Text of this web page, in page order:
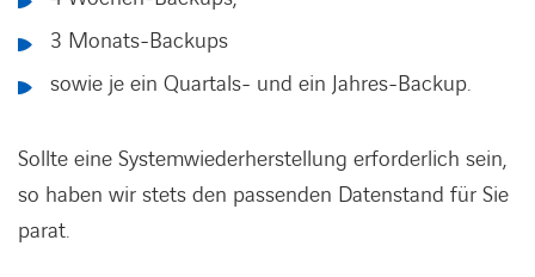
3 Monats-Backups
sowie je ein Quartals- und ein Jahres-Backup.
Sollte eine Systemwiederherstellung erforderlich sein,
so haben wir stets den passenden Datenstand für Sie
parat.